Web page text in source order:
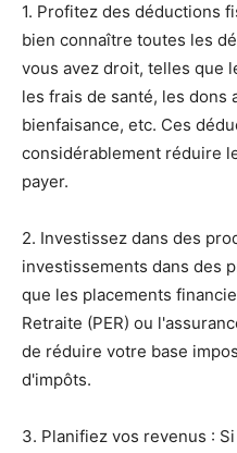
1. Profitez des déductions
bien connaître toutes les
vous avez droit, telles que
les frais de santé, les dons
bienfaisance, etc. Ces
considérablement réduire
payer.
2. Investissez dans des
investissements dans des
que les placements
Retraite (PER) ou
de réduire votre base
d'impôts.
3. Planifiez vos revenus :